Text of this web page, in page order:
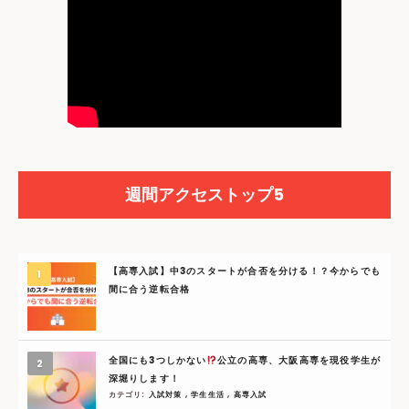
週間アクセストップ5
【高専入試】中3のスタートが合否を分ける！？今からでも
間に合う逆転合格
全国にも3つしかない
公立の高専、大阪高専を現役学生が
深堀りします！
カテゴリ: 入試対策 ,学生生活, 高専入試